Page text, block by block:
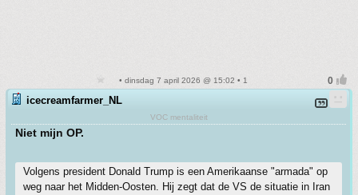
• dinsdag 7 april 2026 @ 15:02 • 1
icecreamfarmer_NL
VOC mentaliteit
Niet mijn OP.
Volgens president Donald Trump is een Amerikaanse "armada" op
weg naar het Midden-Oosten. Hij zegt dat de VS de situatie in Iran